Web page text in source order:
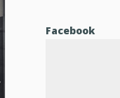
Facebook